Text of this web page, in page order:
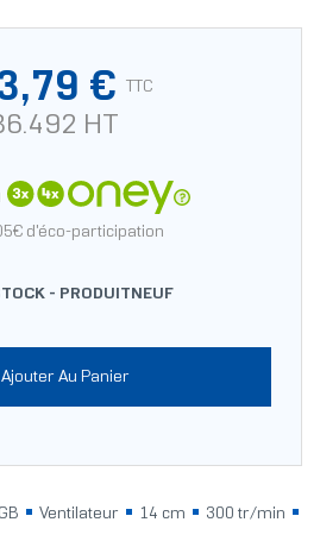
€ TTC
HT
d'éco-participation
- PRODUITNEUF
Ajouter Au Panier
Ventilateur 14 cm
300 tr/min